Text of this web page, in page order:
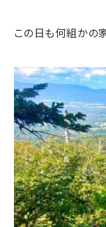
この日も何組かの